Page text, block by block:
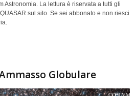
Astronomia. La lettura è riservata a tutti gli
sul sito. Se sei abbonato e non riesci
Ammasso Globulare